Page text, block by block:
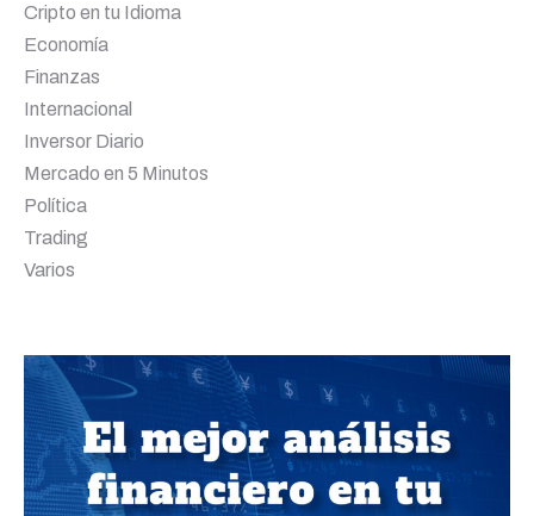
Cripto en tu Idioma
Economía
Finanzas
Internacional
Inversor Diario
Mercado en 5 Minutos
Política
Trading
Varios